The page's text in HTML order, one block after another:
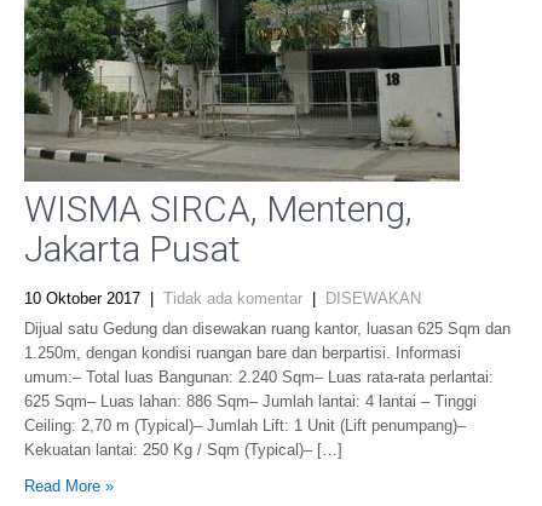
WISMA SIRCA, Menteng,
Jakarta Pusat
10 Oktober 2017 Tidak ada komentar
DISEWAKAN
Dijual satu Gedung dan disewakan ruang kantor, luasan 625 Sqm dan
1.250m, dengan kondisi ruangan bare dan berpartisi. Informasi
umum:– Total luas Bangunan: 2.240 Sqm– Luas rata-rata perlantai:
625 Sqm– Luas lahan: 886 Sqm– Jumlah lantai: 4 lantai – Tinggi
Ceiling: 2,70 m (Typical)– Jumlah Lift: 1 Unit (Lift penumpang)–
Kekuatan lantai: 250 Kg / Sqm (Typical)– […]
Read More »